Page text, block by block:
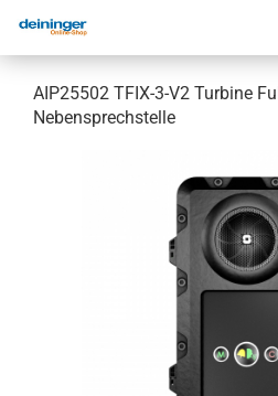
AIP25502 TFIX-3-V2 Turbine
Nebensprechstelle